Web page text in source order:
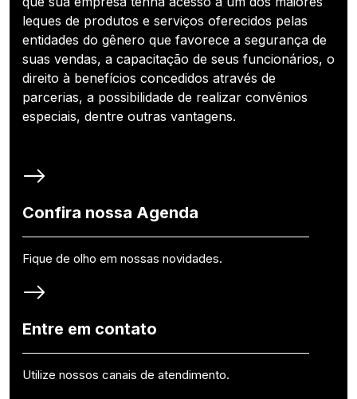
leques de produtos e serviços oferecidos pelas
entidades do gênero que favorece a segurança de
suas vendas, a capacitação de seus funcionários, o
direito à benefícios concedidos através de
parcerias, a possibilidade de realizar convênios
especiais, dentre outras vantagens.
Confira nossa Agenda
Fique de olho em nossas novidades.
Entre em contato
Utilize nossos canais de atendimento.